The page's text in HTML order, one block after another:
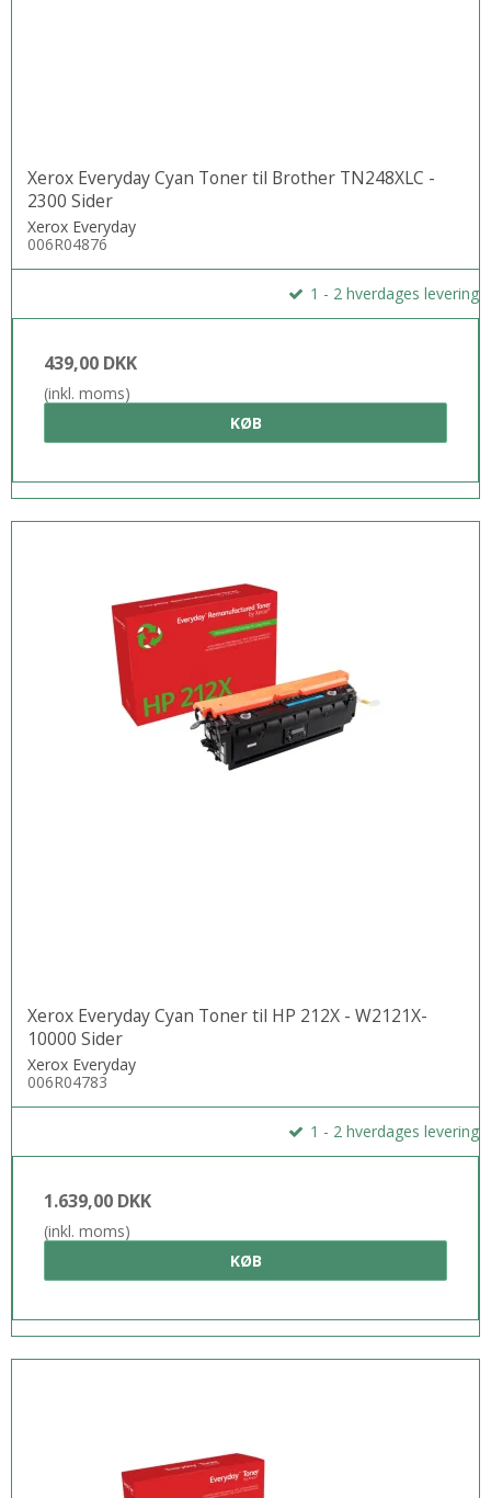
Xerox Everyday Cyan Toner til Brother TN248XLC -
2300 Sider
Xerox Everyday
006R04876
1 - 2 hverdages levering
439,00 DKK
(inkl. moms)
KØB
Xerox Everyday Cyan Toner til HP 212X - W2121X-
10000 Sider
Xerox Everyday
006R04783
1 - 2 hverdages levering
1.639,00 DKK
(inkl. moms)
KØB